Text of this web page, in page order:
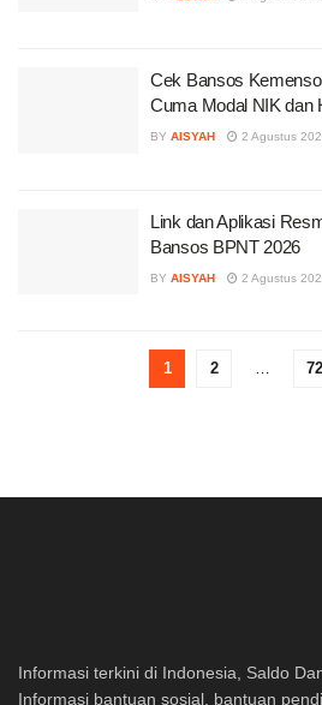
Cek Bansos
Cuma Modal NIK dan
BY AISYAH 2 Agustus
Link dan Aplikasi
Bansos BPNT 2026
BY AISYAH 2 Agustus
1 2 … 72
Informasi terkini di Indonesia, Saldo
Informasi bantuan sosial, bantuan